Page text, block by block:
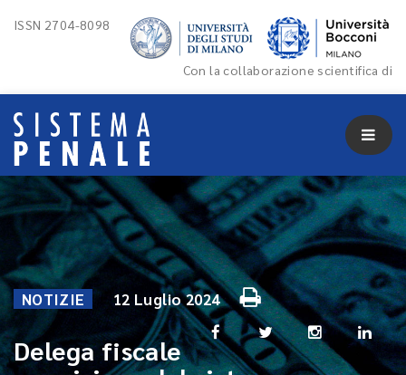
ISSN 2704-8098
Con la collaborazione scientifica di
NOTIZIE 12 Luglio 2024
Delega fiscale